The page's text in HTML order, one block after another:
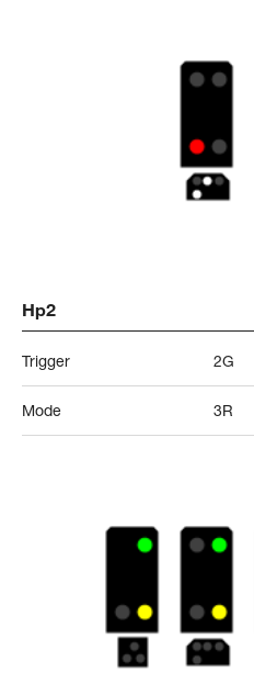
Hp2
Trigger 2G
Mode 3R